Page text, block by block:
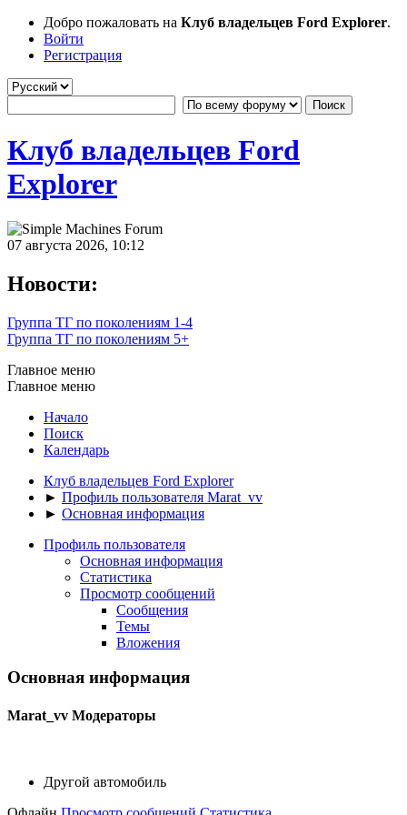
Добро пожаловать на Клуб владельцев Ford Explorer.
Войти
Регистрация
Клуб владельцев Ford
Explorer
07 августа 2026, 10:12
Новости:
Группа ТГ по поколениям 1-4
Группа ТГ по поколениям 5+
Главное меню
Главное меню
Начало
Поиск
Календарь
Клуб владельцев Ford Explorer
► Профиль пользователя Marat_vv
► Основная информация
Профиль пользователя
Основная информация
Статистика
Просмотр сообщений
Сообщения
Темы
Вложения
Основная информация
Marat_vv Модераторы
Другой автомобиль